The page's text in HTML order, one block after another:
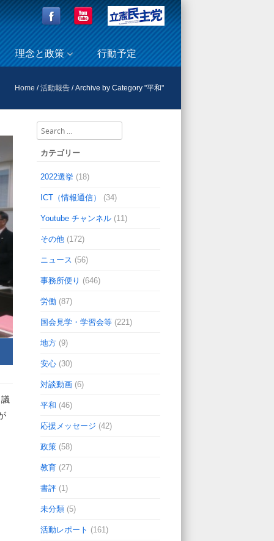
理念と政策 行動予定
Home /活動報告 /Archive by Category "平和"
Search
カテゴリー
2022選挙 (18)
ICT（情報通信） (34)
Youtube チャンネル (11)
その他 (172)
ニュース (56)
事務所便り (646)
労働 (87)
国会見学・学習会等 (221)
地方 (9)
安心 (30)
対談動画 (6)
平和 (46)
応援メッセージ (42)
政策 (58)
教育 (27)
書評 (1)
未分類 (5)
活動レポート (161)